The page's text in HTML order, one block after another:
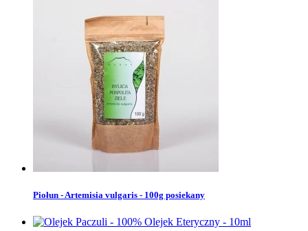
Piołun - Artemisia vulgaris - 100g posiekany